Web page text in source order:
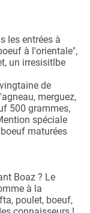
les entrées à
à l'orientale",
un irresisitlbe
de
merguez,
500 grammes,
spéciale
maturées
Boaz ? Le
à la
poulet, boeuf,